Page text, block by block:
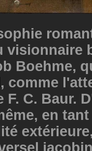
visionnaire
Boehme,
comme
C. Baur.
en